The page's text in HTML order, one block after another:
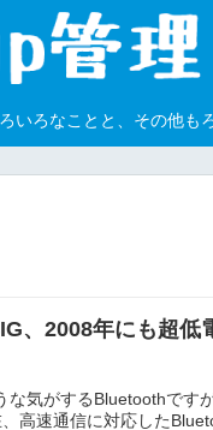
いろなことと、その他も
、2008年にも超低
な気がするBluetoothです
高速通信に対応した